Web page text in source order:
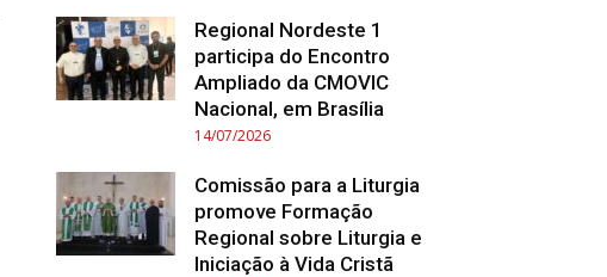
Regional Nordeste 1
participa do Encontro
Ampliado da CMOVIC
Nacional, em Brasília
14/07/2026
Comissão para a Liturgia
promove Formação
Regional sobre Liturgia e
Iniciação à Vida Cristã